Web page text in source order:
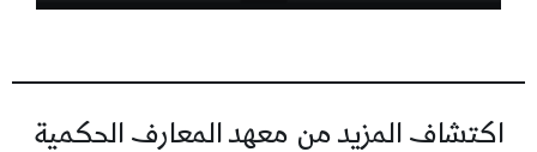
اكتشاف المزيد من معهد المعارف الحكمية